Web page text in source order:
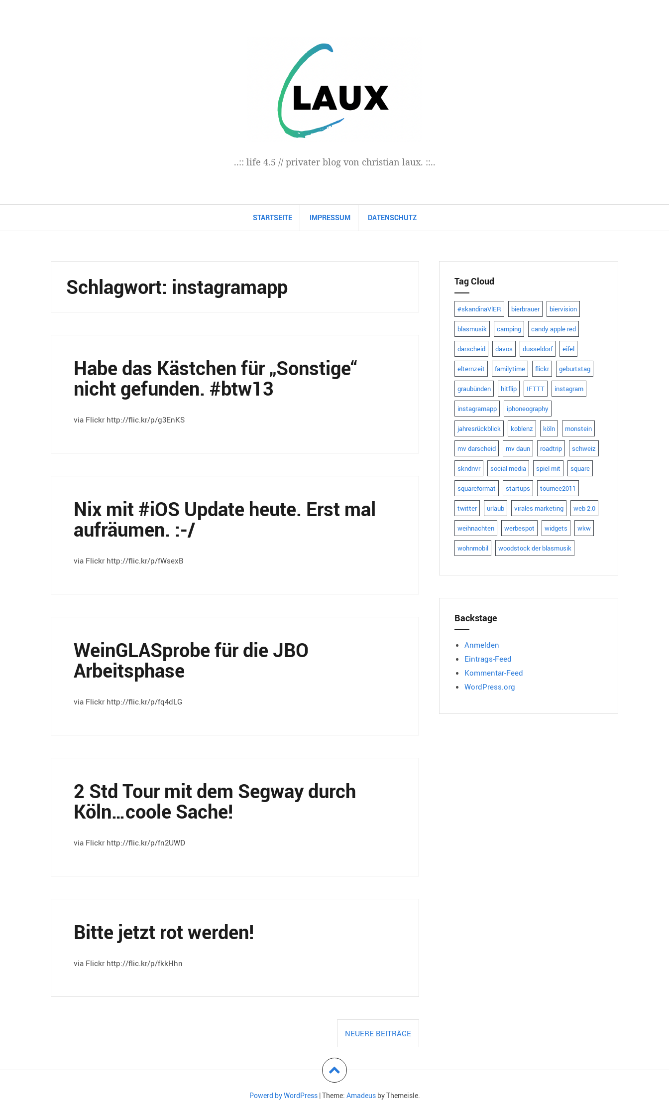
..:: life 4.5 // privater blog von christian laux. ::..
STARTSEITE IMPRESSUM DATENSCHUTZ
Schlagwort: instagramapp
Habe das Kästchen für „Sonstige“
nicht gefunden. #btw13
via Flickr http://flic.kr/p/g3EnKS
Nix mit #iOS Update heute. Erst mal
aufräumen. :-/
via Flickr http://flic.kr/p/fWsexB
WeinGLASprobe für die JBO
Arbeitsphase
via Flickr http://flic.kr/p/fq4dLG
2 Std Tour mit dem Segway durch
Köln…coole Sache!
via Flickr http://flic.kr/p/fn2UWD
Bitte jetzt rot werden!
via Flickr http://flic.kr/p/fkkHhn
NEUERE BEITRÄGE
Tag Cloud
#skandinaVlER bierbrauer biervision
blasmusik camping candy apple red
darscheid davos düsseldorf eifel
elternzeit familytime flickr geburtstag
graubünden hitflip IFTTT instagram
instagramapp iphoneography
jahresrückblick koblenz köln monstein
mv darscheid mv daun roadtrip schweiz
skndnvr social media spiel mit square
squareformat startups tournee2011
twitter urlaub virales marketing web 2.0
weihnachten werbespot widgets wkw
wohnmobil woodstock der blasmusik
Backstage
Anmelden
Eintrags-Feed
Kommentar-Feed
WordPress.org
Powerd by WordPress|Theme: Amadeusby Themeisle.